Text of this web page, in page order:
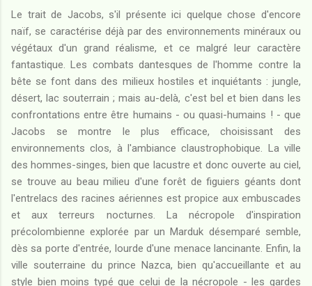
Le trait de Jacobs, s'il présente ici quelque chose d'encore
naïf, se caractérise déjà par des environnements minéraux ou
végétaux d'un grand réalisme, et ce malgré leur caractère
fantastique. Les combats dantesques de l'homme contre la
bête se font dans des milieux hostiles et inquiétants : jungle,
désert, lac souterrain ; mais au-delà, c'est bel et bien dans les
confrontations entre être humains - ou quasi-humains ! - que
Jacobs se montre le plus efficace, choisissant des
environnements clos, à l'ambiance claustrophobique. La ville
des hommes-singes, bien que lacustre et donc ouverte au ciel,
se trouve au beau milieu d'une forêt de figuiers géants dont
l'entrelacs des racines aériennes est propice aux embuscades
et aux terreurs nocturnes. La nécropole d'inspiration
précolombienne explorée par un Marduk désemparé semble,
dès sa porte d'entrée, lourde d'une menace lancinante. Enfin, la
ville souterraine du prince Nazca, bien qu'accueillante et au
style bien moins typé que celui de la nécropole - les gardes